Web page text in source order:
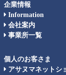
企業情報
Information
会社案内
事業所一覧
個人のお客さま
アサヌマネットシ